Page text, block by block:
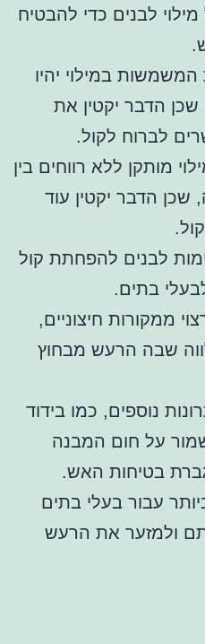
לבנים כדי להבטיח
במילוי יהיו
שכן הדבר יקטין את
לברוח לקול.
מותקן ללא רווחים בין
שכן הדבר יקטין עוד
לבנים להפחתת קול
בתים.
ממקורות חיצוניים,
שבה הרעש מבחוץ
נוספים, כמו בידוד
על חום המבנה
בטיחות האש.
עבור בעלי בתים
ולמזער את הרעש